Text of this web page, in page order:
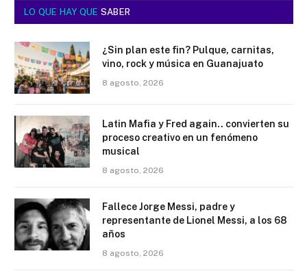
LO QUE HAY QUE SABER
¿Sin plan este fin? Pulque, carnitas,
vino, rock y música en Guanajuato
8 agosto, 2026
Latin Mafia y Fred again.. convierten su
proceso creativo en un fenómeno
musical
8 agosto, 2026
Fallece Jorge Messi, padre y
representante de Lionel Messi, a los 68
años
8 agosto, 2026